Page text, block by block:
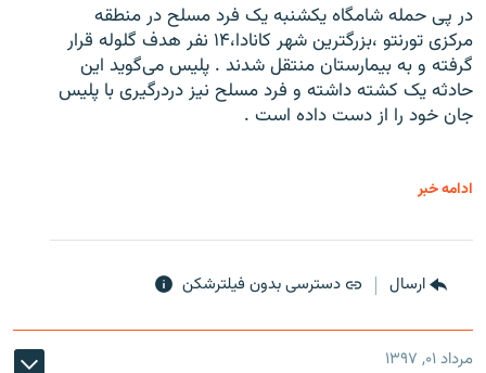
در پی حمله شامگاه یکشنبه یک فرد مسلح در منطقه
مرکزی تورنتو ،‌بزرگترین شهر کانادا،۱۴ نفر هدف گلوله قرار
گرفته و به بیمارستان منتقل شدند . پلیس می‌گوید این
حادثه یک کشته داشته و فرد مسلح نیز دردرگیری با پلیس
جان خود را از دست داده است .
ادامه خبر
ارسال دسترسی بدون فیلترشکن
مرداد ۰۱, ۱۳۹۷